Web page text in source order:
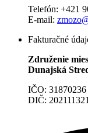
Telefón: +421
E-mail:
Fakturačné
Združenie
Dunajská
IČO: 31870236
DIČ: